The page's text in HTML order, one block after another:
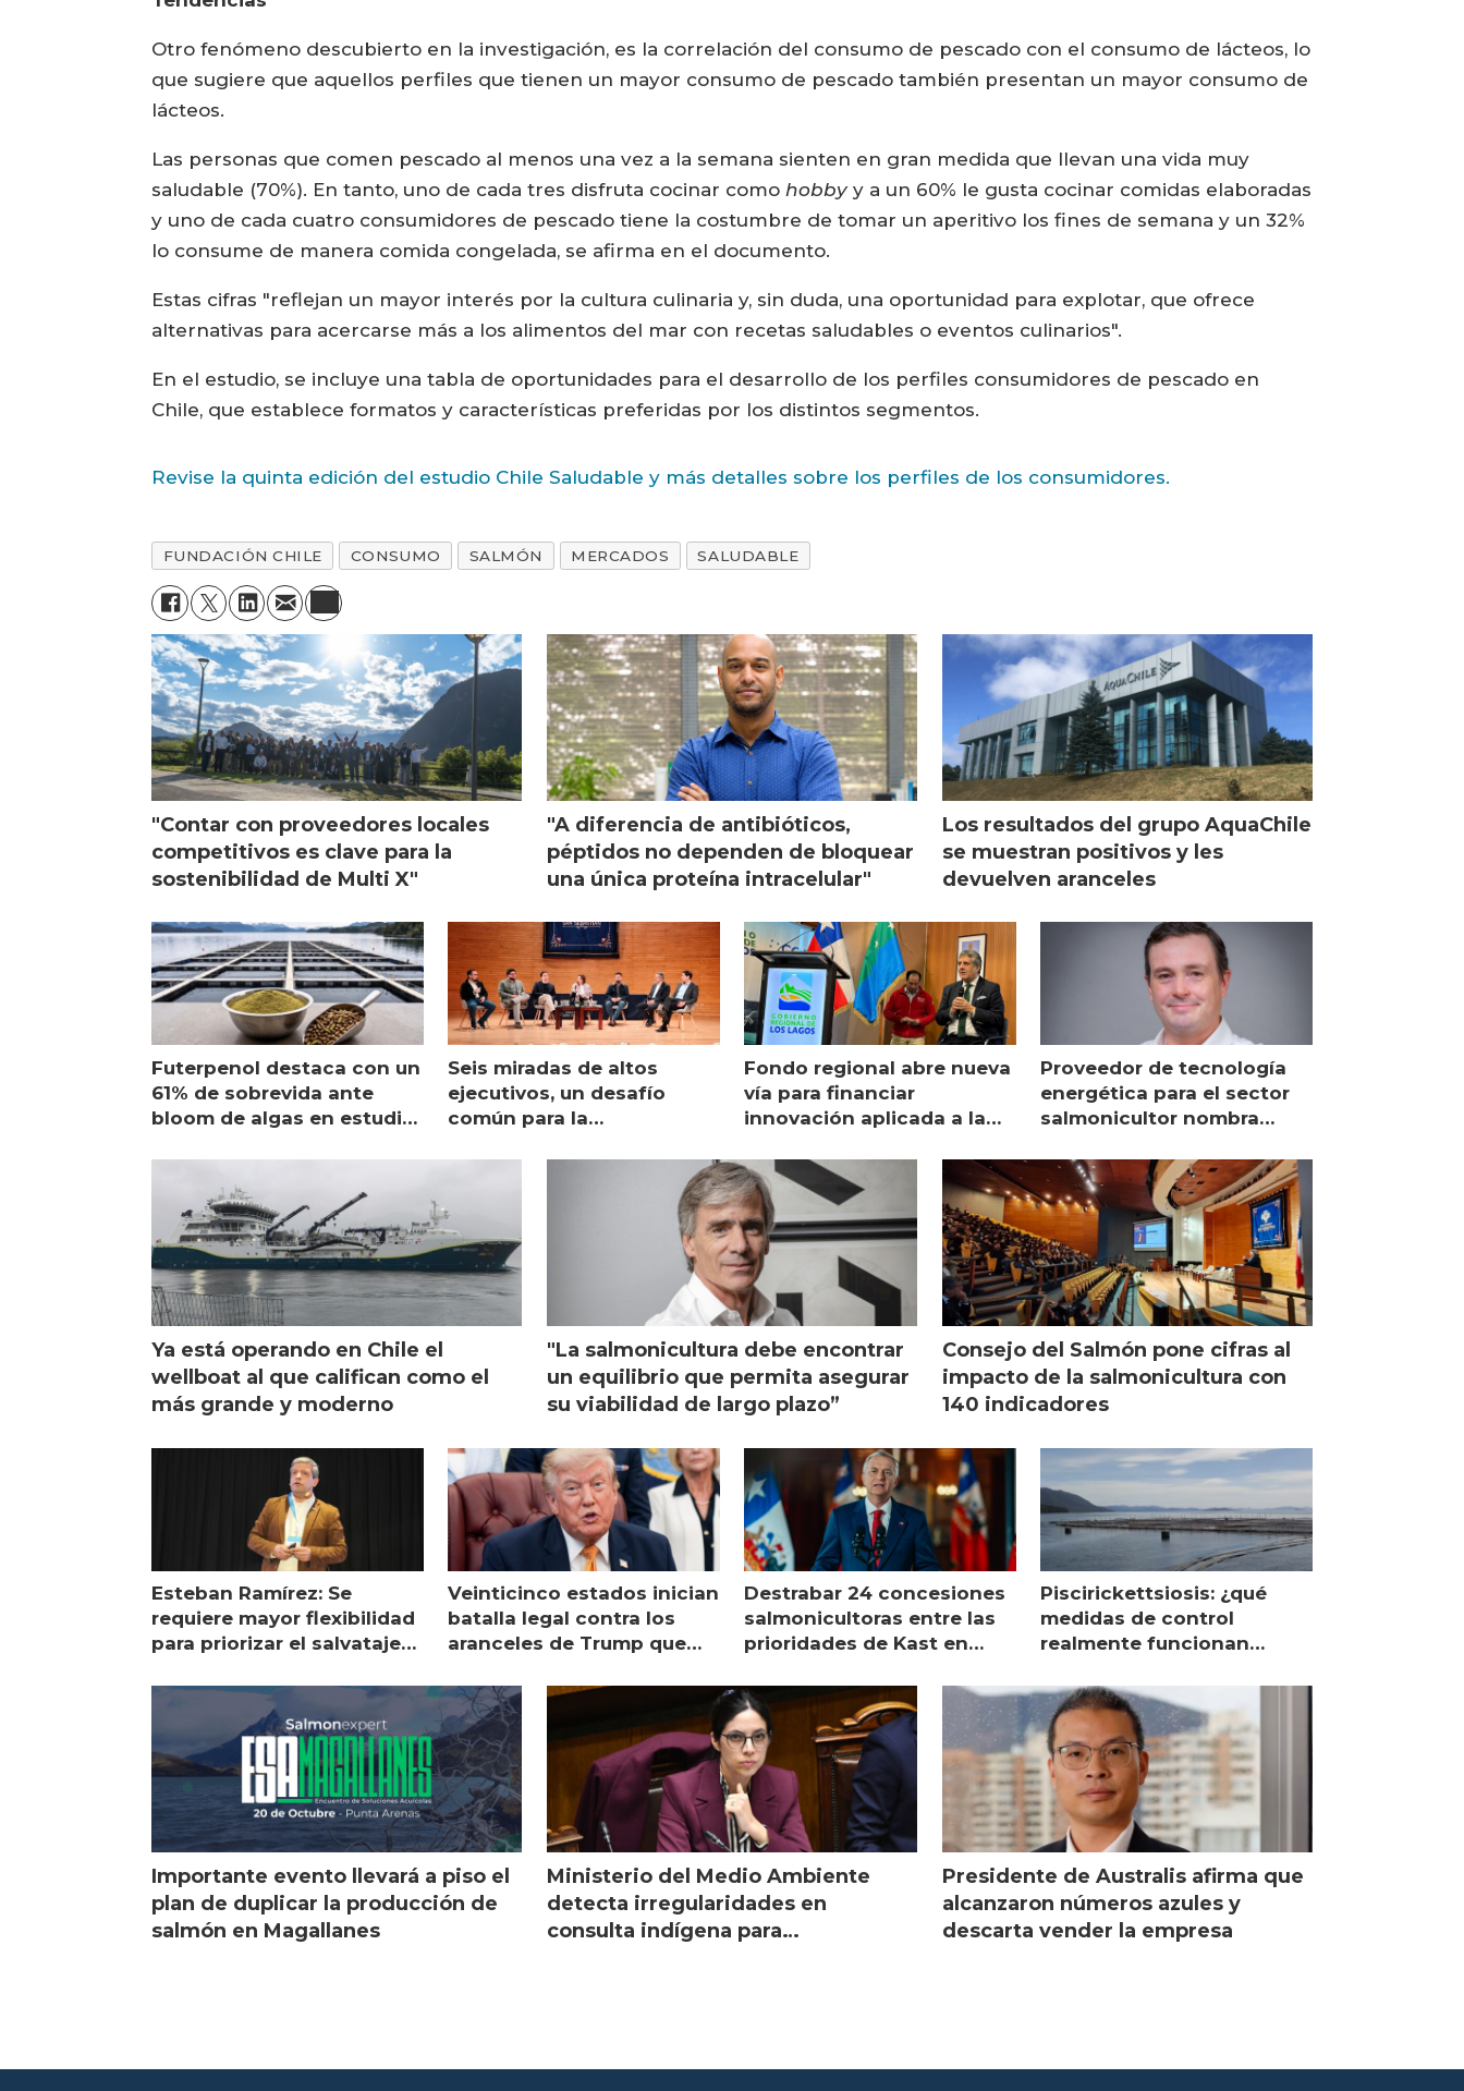
Otro fenómeno descubierto en la investigación, es la correlación del consumo de pescado con el consumo de lácteos, lo
que sugiere que aquellos perfiles que tienen un mayor consumo de pescado también presentan un mayor consumo de
lácteos.
Las personas que comen pescado al menos una vez a la semana sienten en gran medida que llevan una vida muy
saludable (70%). En tanto, uno de cada tres disfruta cocinar comohobbyy a un 60% le gusta cocinar comidas elaboradas
y uno de cada cuatro consumidores de pescado tiene la costumbre de tomar un aperitivo los fines de semana y un 32%
lo consume de manera comida congelada, se afirma en el documento.
Estas cifras "reflejan un mayor interés por la cultura culinaria y, sin duda, una oportunidad para explotar, que ofrece
alternativas para acercarse más a los alimentos del mar con recetas saludables o eventos culinarios".
En el estudio, se incluye una tabla de oportunidades para el desarrollo de los perfiles consumidores de pescado en
Chile, que establece formatos y características preferidas por los distintos segmentos.
Revise la quinta edición del estudio Chile Saludable y más detalles sobre los perfiles de los consumidores.
FUNDACIÓN CHILE CONSUMO SALMÓN MERCADOS SALUDABLE
"Contar con proveedores locales
competitivos es clave para la
sostenibilidad de Multi X"
"A diferencia de antibióticos,
péptidos no dependen de bloquear
una única proteína intracelular"
Los resultados del grupo AquaChile
se muestran positivos y les
devuelven aranceles
Futerpenol destaca con un
61% de sobrevida ante
bloom de algas en estudio
Seis miradas de altos
ejecutivos, un desafío
común para la
Fondo regional abre nueva
vía para financiar
innovación aplicada a la
Proveedor de tecnología
energética para el sector
salmonicultor nombra
Ya está operando en Chile el
wellboat al que califican como el
más grande y moderno
"La salmonicultura debe encontrar
un equilibrio que permita asegurar
su viabilidad de largo plazo”
Consejo del Salmón pone cifras al
impacto de la salmonicultura con
140 indicadores
Esteban Ramírez: Se
requiere mayor flexibilidad
para priorizar el salvataje
Veinticinco estados inician
batalla legal contra los
aranceles de Trump que
Destrabar 24 concesiones
salmonicultoras entre las
prioridades de Kast en
Piscirickettsiosis: ¿qué
medidas de control
realmente funcionan
Importante evento llevará a piso el
plan de duplicar la producción de
salmón en Magallanes
Ministerio del Medio Ambiente
detecta irregularidades en
consulta indígena para
Presidente de Australis afirma que
alcanzaron números azules y
descarta vender la empresa